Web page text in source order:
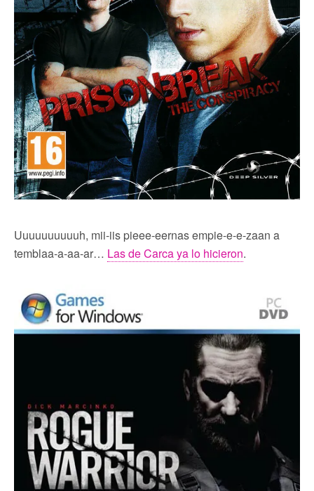
Uuuuuuuuuuh, mii-iis pieee-eernas empie-e-e-zaan a
temblaa-a-aa-ar… Las de Carca ya lo hicieron.